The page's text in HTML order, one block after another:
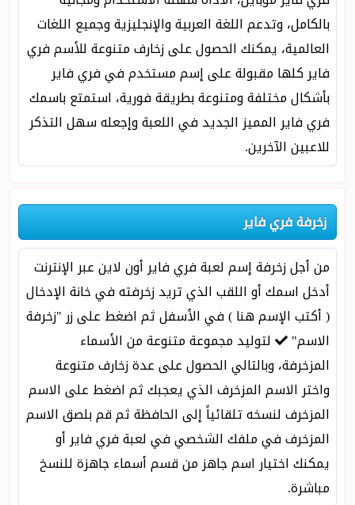
بالكامل، وتدعم اللغة العربية والإنجليزية وجميع اللغات
العالمية، يمكنك الحصول على زخارف متنوعة للأسم فري
فاير كلها مقبولة على إسم مستخدم في فري فاير
بأشكال مختلفة ومتنوعة بطريقة فورية، استمتع باسمك
فري فاير المميز الجديد في اللعبة وإجعله سهل التذكر
للاعبين الآخرين.
زخرفة فري فاير
من أجل زخرفة إسم لعبة فري فاير أون لاين عبر الإنترنت
أدخل اسمك أو اللقب الذي تريد زخرفته في خانة الإدخال
( أكتب الإسم هنا ) في الأسفل ثم اضغط على زر "زخرفة
الاسم"
لتوليد مجموعة متنوعة من الأسماء
المزخرفة، وبالتالي الحصول على عدة زخارف متنوعة
واختر الاسم المزخرف الذي يعجبك ثم اضغط على الاسم
المزخرف لنسخه تلقائياً إلى الحافظة ثم قم بلصق الاسم
المزخرف في ملفك الشخصي في لعبة فري فاير أو
يمكنك اختيار اسم جاهز من قسم أسماء جاهزة للنسخ
مباشرة.